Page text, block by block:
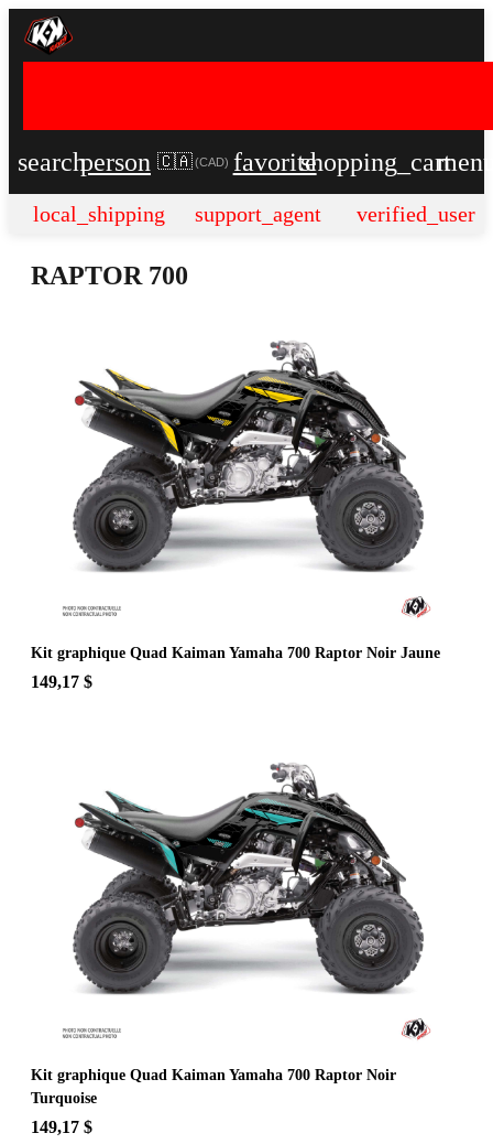
searchperson 🇨🇦 (CAD) favoriteshopping_cart
local_shipping support_agent verified_user
RAPTOR 700
Kit graphique Quad Kaiman Yamaha 700 Raptor Noir Jaune
149,17 $
Kit graphique Quad Kaiman Yamaha 700 Raptor Noir
Turquoise
149,17 $